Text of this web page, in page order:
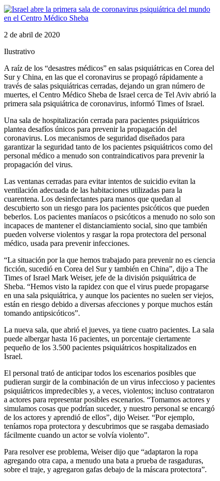
2 de abril de 2020
Ilustrativo
A raíz de los “desastres médicos” en salas psiquiátricas en Corea del
Sur y China, en las que el coronavirus se propagó rápidamente a
través de salas psiquiátricas cerradas, dejando un gran número de
muertes, el Centro Médico Sheba de Israel cerca de Tel Aviv abrió la
primera sala psiquiátrica de coronavirus, informó Times of Israel.
Una sala de hospitalización cerrada para pacientes psiquiátricos
plantea desafíos únicos para prevenir la propagación del
coronavirus. Los mecanismos de seguridad diseñados para
garantizar la seguridad tanto de los pacientes psiquiátricos como del
personal médico a menudo son contraindicativos para prevenir la
propagación del virus.
Las ventanas cerradas para evitar intentos de suicidio evitan la
ventilación adecuada de las habitaciones utilizadas para la
cuarentena. Los desinfectantes para manos que quedan al
descubierto son un riesgo para los pacientes psicóticos que pueden
beberlos. Los pacientes maníacos o psicóticos a menudo no solo son
incapaces de mantener el distanciamiento social, sino que también
pueden volverse violentos y rasgar la ropa protectora del personal
médico, usada para prevenir infecciones.
“La situación por la que hemos trabajado para prevenir no es ciencia
ficción, sucedió en Corea del Sur y también en China”, dijo a The
Times of Israel Mark Weiser, jefe de la división psiquiátrica de
Sheba. “Hemos visto la rapidez con que el virus puede propagarse
en una sala psiquiátrica, y aunque los pacientes no suelen ser viejos,
están en riesgo debido a diversas afecciones y porque muchos están
tomando antipsicóticos”.
La nueva sala, que abrió el jueves, ya tiene cuatro pacientes. La sala
puede albergar hasta 16 pacientes, un porcentaje ciertamente
pequeño de los 3.500 pacientes psiquiátricos hospitalizados en
Israel.
El personal trató de anticipar todos los escenarios posibles que
pudieran surgir de la combinación de un virus infeccioso y pacientes
psiquiátricos impredecibles y, a veces, violentos; incluso contrataron
a actores para representar posibles escenarios. “Tomamos actores y
simulamos cosas que podrían suceder, y nuestro personal se encargó
de los actores y aprendió de ellos”, dijo Weiser. “Por ejemplo,
teníamos ropa protectora y descubrimos que se rasgaba demasiado
fácilmente cuando un actor se volvía violento”.
Para resolver ese problema, Weiser dijo que “adaptaron la ropa
agregando otra capa, a menudo una bata a prueba de rasgaduras,
sobre el traje, y agregaron gafas debajo de la máscara protectora”.